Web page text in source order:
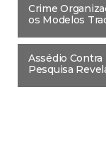
Crime
os Modelos
Assédio
Pesquisa